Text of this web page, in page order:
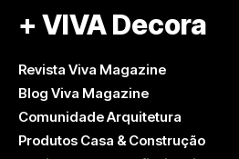
+ VIVA Decora
Revista Viva Magazine
Blog Viva Magazine
Comunidade Arquitetura
Produtos Casa & Construção